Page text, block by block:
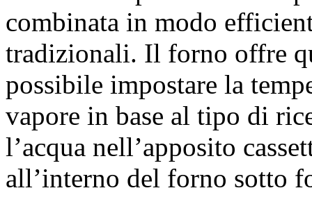
combinata in modo
tradizionali. Il forno offre
possibile impostare la
vapore in base al tipo di
l’acqua nell’apposito
all’interno del forno sotto